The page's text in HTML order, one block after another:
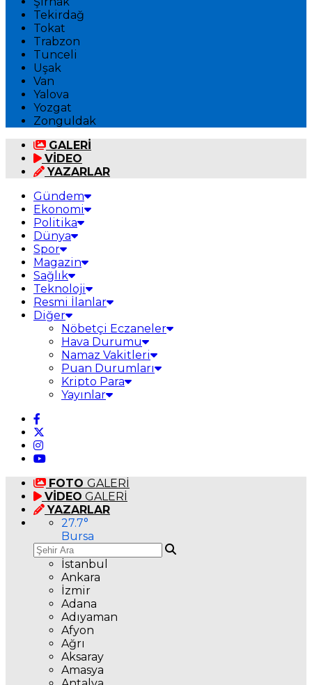
Tekirdağ
Tokat
Trabzon
Tunceli
Uşak
Van
Yalova
Yozgat
Zonguldak
GALERİ
VİDEO
YAZARLAR
Gündem
Ekonomi
Politika
Dünya
Spor
Magazin
Sağlık
Teknoloji
Resmi İlanlar
Diğer
Nöbetçi Eczaneler
Hava Durumu
Namaz Vakitleri
Puan Durumları
Kripto Para
Yayınlar
FOTO GALERİ
VİDEO GALERİ
YAZARLAR
27.7°
Bursa
İstanbul
Ankara
İzmir
Adana
Adıyaman
Afyon
Ağrı
Aksaray
Amasya